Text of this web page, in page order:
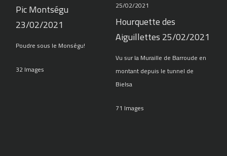
Pic Montségu
23/02/2021
Poudre sous le Monségu!
32 Images
Hourquette des
Aiguillettes 25/02/2021
Vu sur la Muraille de Barroude en
montant depuis le tunnel de
Bielsa
71 Images